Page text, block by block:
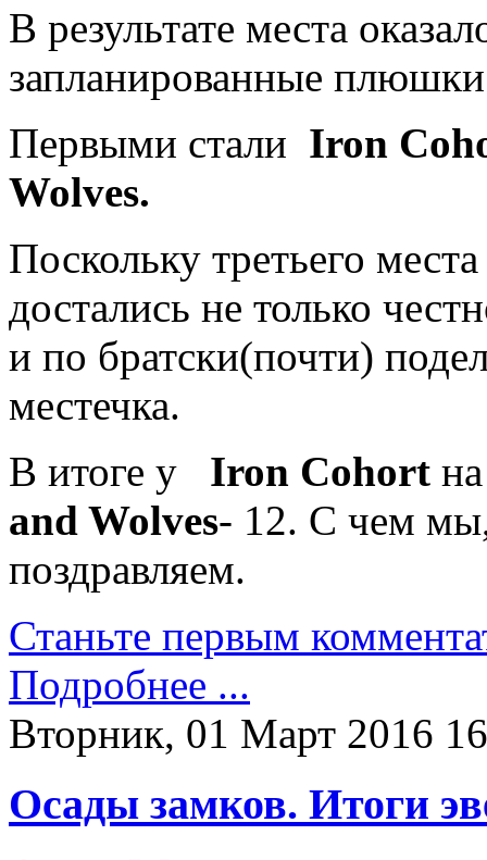
В результате места
запланированные
Первыми стали Iron
Wolves.
Поскольку третьего
достались не только
и по братски(почти)
местечка.
В итоге у
Iron Cohort
and Wolves- 12. С чем мы,
поздравляем.
Станьте первым
Подробнее ...
Вторник, 01 Март 2016
Осады замков. Итоги